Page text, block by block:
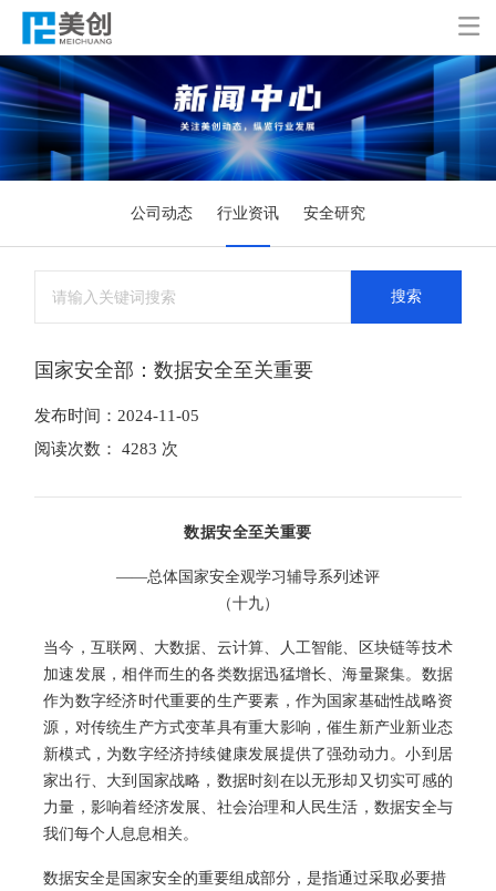

公司动态 行业资讯 安全研究
搜索
国家安全部：数据安全至关重要
发布时间：2024-11-05
阅读次数： 4283 次
数据安全至关重要
——总体国家安全观学习辅导系列述评
（十九）
当今，互联网、大数据、云计算、人工智能、区块链等技术
加速发展，相伴而生的各类数据迅猛增长、海量聚集。数据
作为数字经济时代重要的生产要素，作为国家基础性战略资
源，对传统生产方式变革具有重大影响，催生新产业新业态
新模式，为数字经济持续健康发展提供了强劲动力。小到居
家出行、大到国家战略，数据时刻在以无形却又切实可感的
力量，影响着经济发展、社会治理和人民生活，数据安全与
我们每个人息息相关。
数据安全是国家安全的重要组成部分，是指通过采取必要措